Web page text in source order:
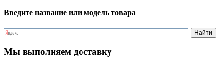
Введите название или модель товара
Мы выполняем доставку